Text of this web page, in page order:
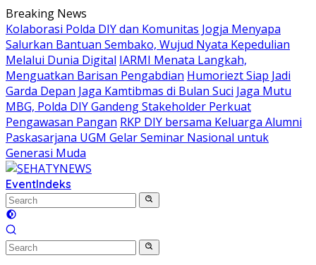
Skip
to
content
Breaking News
Kolaborasi Polda DIY dan Komunitas Jogja Menyapa
Salurkan Bantuan Sembako, Wujud Nyata Kepedulian
Melalui Dunia Digital IARMI Menata Langkah,
Menguatkan Barisan Pengabdian Humoriezt Siap Jadi
Garda Depan Jaga Kamtibmas di Bulan Suci Jaga Mutu
MBG, Polda DIY Gandeng Stakeholder Perkuat
Pengawasan Pangan RKP DIY bersama Keluarga Alumni
Paskasarjana UGM Gelar Seminar Nasional untuk
Generasi Muda
EventIndeks